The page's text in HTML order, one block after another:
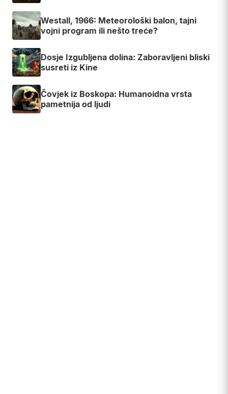
Westall, 1966: Meteorološki balon, tajni
vojni program ili nešto treće?
Dosje Izgubljena dolina: Zaboravljeni bliski
susreti iz Kine
Čovjek iz Boskopa: Humanoidna vrsta
pametnija od ljudi